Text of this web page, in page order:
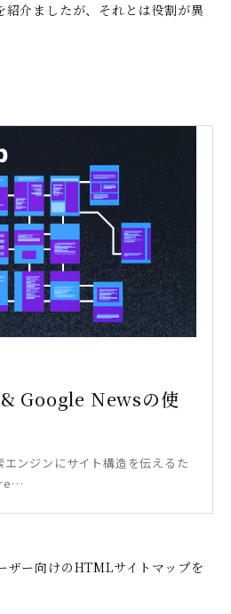
紹介ましたが、それとは役割が異
Google Newsの使
ンジンにサイト構造を伝えるた
ザー向けのHTMLサイトマップを